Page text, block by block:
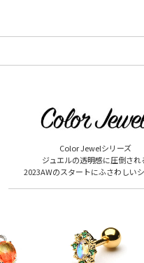
Color Jewelシリーズ
ジュエルの透明感に圧倒され
2023AWのスタートにふさわしい